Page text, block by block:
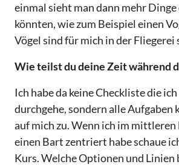
einmal sieht man dann mehr
könnten, wie zum Beispiel einen
Vögel sind für mich in der Fliegerei
Wie teilst du deine Zeit während
Ich habe da keine Checkliste die
durchgehe, sondern alle Aufgaben
auf mich zu. Wenn ich im mittleren
einen Bart zentriert habe schaue
Kurs. Welche Optionen und Linien